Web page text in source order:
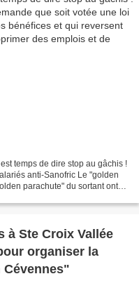
temps de dire stop au gâchis !
anti-Sanofric Le "golden
parachute" du sortant ont
à Ste Croix Vallée
organiser la
Cévennes"